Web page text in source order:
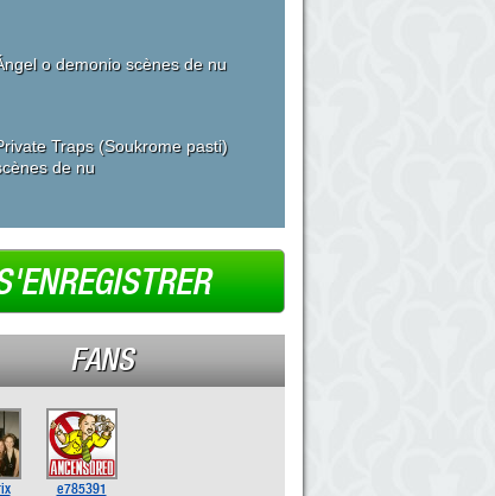
o demonio scènes de nu
Traps (Soukrome pasti)
de nu
FANS
e785391